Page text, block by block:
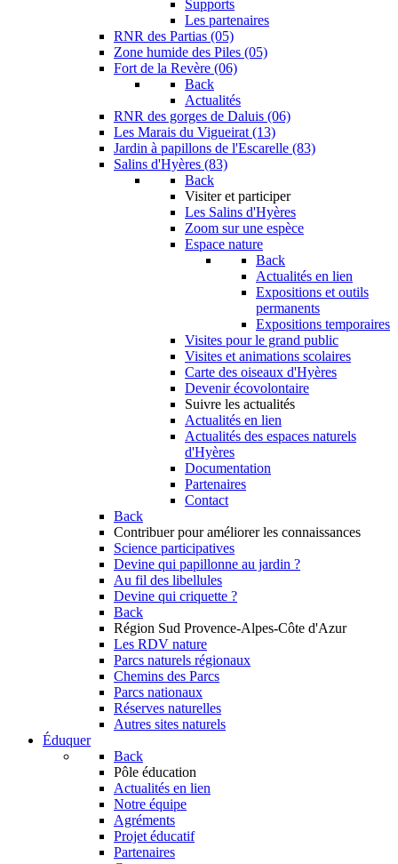
Supports
Les partenaires
RNR des Partias (05)
Zone humide des Piles (05)
Fort de la Revère (06)
Back
Actualités
RNR des gorges de Daluis (06)
Les Marais du Vigueirat (13)
Jardin à papillons de l'Escarelle (83)
Salins d'Hyères (83)
Back
Visiter et participer
Les Salins d'Hyères
Zoom sur une espèce
Espace nature
Back
Actualités en lien
Expositions et outils
permanents
Expositions temporaires
Visites pour le grand public
Visites et animations scolaires
Carte des oiseaux d'Hyères
Devenir écovolontaire
Suivre les actualités
Actualités en lien
Actualités des espaces naturels
d'Hyères
Documentation
Partenaires
Contact
Back
Contribuer pour améliorer les connaissances
Science participatives
Devine qui papillonne au jardin ?
Au fil des libellules
Devine qui criquette ?
Back
Région Sud Provence-Alpes-Côte d'Azur
Les RDV nature
Parcs naturels régionaux
Chemins des Parcs
Parcs nationaux
Réserves naturelles
Autres sites naturels
Éduquer
Back
Pôle éducation
Actualités en lien
Notre équipe
Agréments
Projet éducatif
Partenaires